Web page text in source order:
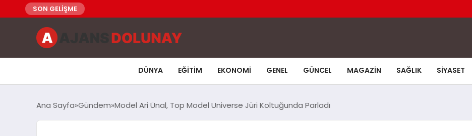
SON GELİŞME
DÜNYA EĞITIM EKONOMI GENEL GÜNCEL MAGAZIN SAĞLIK SIYASET
Ana Sayfa Gündem Model Ari Ünal, Top Model Universe Jüri Koltuğunda Parladı